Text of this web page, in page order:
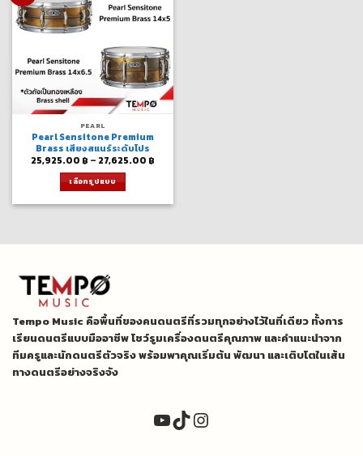
PEARL
Pearl Sensitone Premium
Brass เสียงสแนร์ระดับโปร
25,925.00 ฿ – 27,625.00 ฿
เลือกรูปแบบ
product
options
may
chosen
on
the
product
page
Tempo Music คือพื้นที่ของคนดนตรีที่รวมทุกอย่างไว้ในที่เดียว ทั้งการ
เรียนดนตรีแบบมืออาชีพ โชว์รูมเครื่องดนตรีคุณภาพ และคำแนะนำจาก
ทีมครูและนักดนตรีตัวจริง พร้อมพาคุณเริ่มต้น พัฒนา และเติบโตในเส้น
ทางดนตรีอย่างจริงจัง
YouTube
TikTok
Instagram